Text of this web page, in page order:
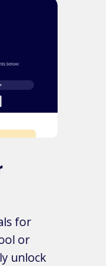
for
or
unlock